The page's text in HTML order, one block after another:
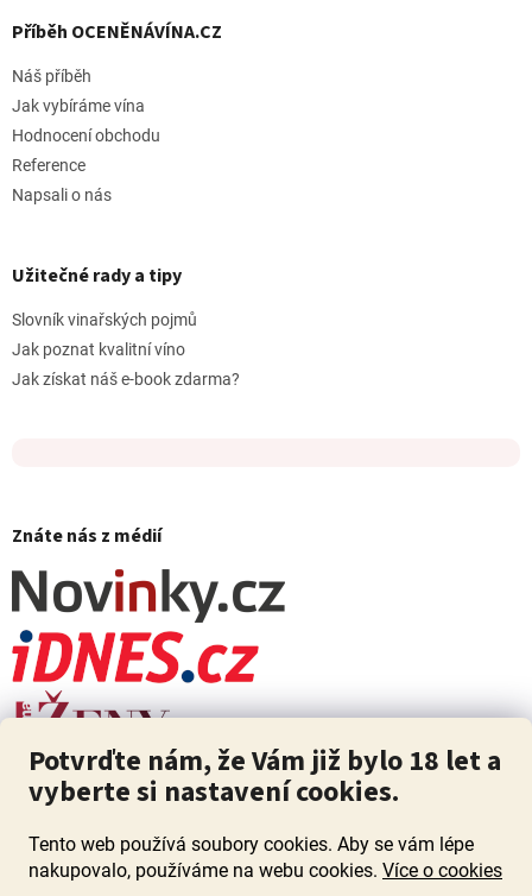
Potvrďte nám, že Vám již bylo 18 let a
vyberte si nastavení cookies.
Tento web používá soubory cookies. Aby se vám lépe
nakupovalo, používáme na webu cookies. Více o cookies
Příběh OCENĚNÁVÍNA.CZ
Náš příběh
Jak vybíráme vína
Hodnocení obchodu
Reference
Napsali o nás
Užitečné rady a tipy
Slovník vinařských pojmů
Jak poznat kvalitní víno
Jak získat náš e-book zdarma?
Znáte nás z médií